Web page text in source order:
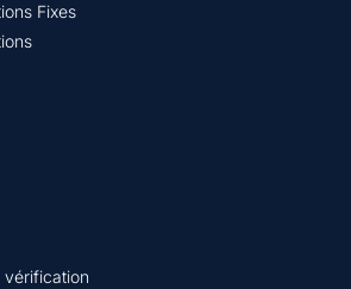
Fixes
vérification